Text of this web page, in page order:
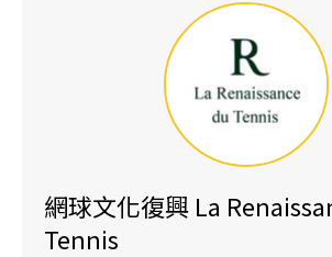
網球文化復興 La
Tennis